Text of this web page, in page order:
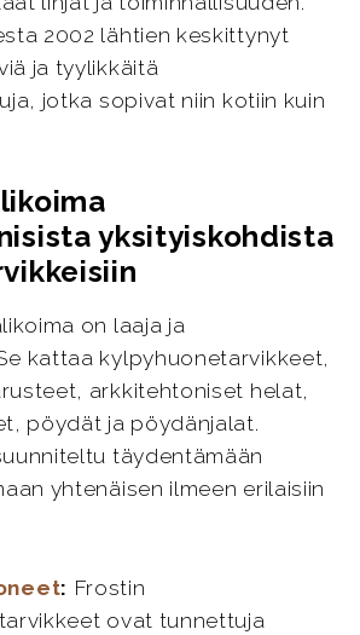
2002 lähtien keskittynyt
ja tyylikkäitä
jotka sopivat niin kotiin kuin
yksityiskohdista
on laaja ja
kattaa kylpyhuonetarvikkeet,
arkkitehtoniset helat,
pöydät ja pöydänjalat.
täydentämään
yhtenäisen ilmeen erilaisiin
: Frostin
ovat tunnettuja